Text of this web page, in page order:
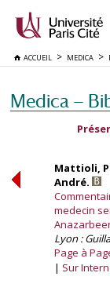
ACCUEIL MEDICA
Medica —
Mattioli,
André.
medecin
Lyon :
Page à
Sur